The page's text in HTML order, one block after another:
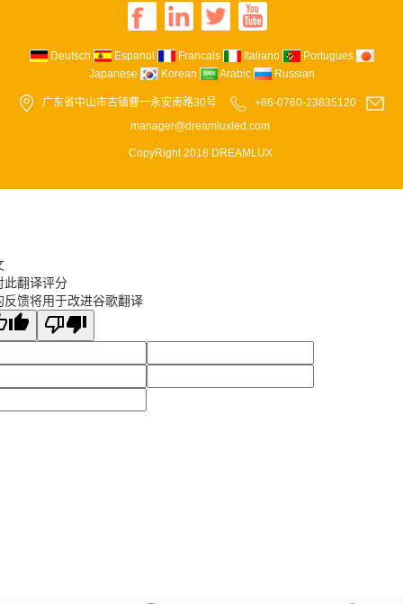
Deutsch Espanol Francais Italiano
Portugues
Japanese
Korean Arabic Russian
广东省中山市古镇曹一永安南路30号
+86-0760-23835120
manager@dreamluxled.com
CopyRight 2018 DREAMLUX
此翻译评分
反馈将用于改进谷歌翻译